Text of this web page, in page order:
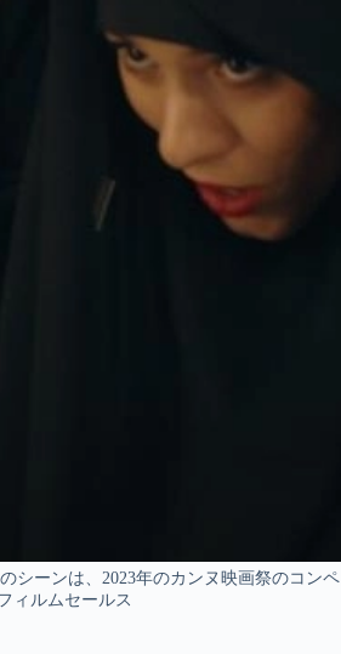
シーンは、2023年のカンヌ映画祭のコンペ
ィルムセールス